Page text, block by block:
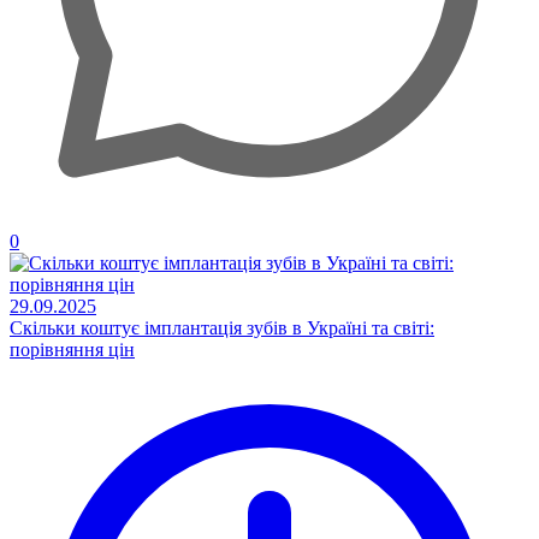
0
29.09.2025
Скільки коштує імплантація зубів в Україні та світі:
порівняння цін